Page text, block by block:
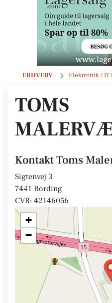
ERHVERV Elektronik / IT
Toms Malerværksted
TOMS
Kontakt Toms
Sigtenvej 3
7441 Bording
CVR: 42146056
+
−